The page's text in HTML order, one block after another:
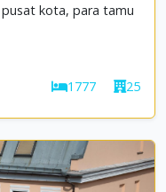
kota, para tamu
1777 25